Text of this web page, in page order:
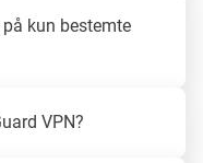
kun bestemte
VPN?